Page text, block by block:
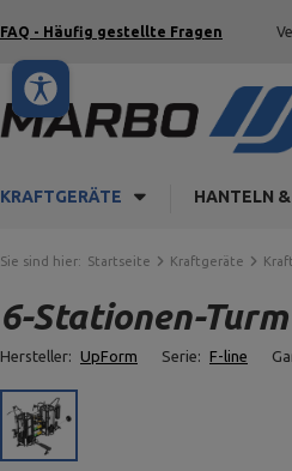
FAQ - Häufig gestellte Fragen
KRAFTGERÄTE HANTELN
Sie sind hier: Startseite Kraftgeräte
6-Stationen-
Hersteller: UpForm Serie: F-line